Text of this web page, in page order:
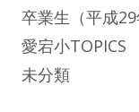
卒業生（平成29
愛宕小TOPICS
未分類